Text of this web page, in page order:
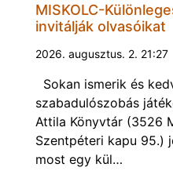
MISKOLC-
invitálják olvasóikat
2026. augusztus. 2. 21:27
Sokan ismerik és
szabadulószobás
Attila Könyvtár (3526
Szentpéteri kapu 95.)
most egy kül…